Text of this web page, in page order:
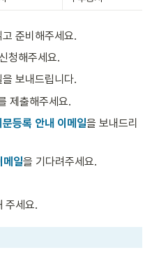
준비해주세요.
청해주세요.
보내드립니다.
제출해주세요.
문등록 안내 이메일을 보내드리
메일을 기다려주세요.
주세요.